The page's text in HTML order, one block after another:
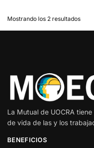
Mostrando los 2 resultados
La Mutual de UOCRA
de vida de las y los
BENEFICIOS